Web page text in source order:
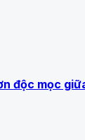
độc mọc